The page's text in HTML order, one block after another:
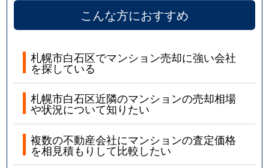
こんな方におすすめ
札幌市白石区でマンション売却に強い会社
を探している
札幌市白石区近隣のマンションの売却相場
や状況について知りたい
複数の不動産会社にマンションの査定価格
を相見積もりして比較したい